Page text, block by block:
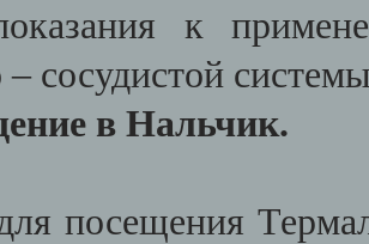
к
– сосудистой
в Нальчик.
посещения